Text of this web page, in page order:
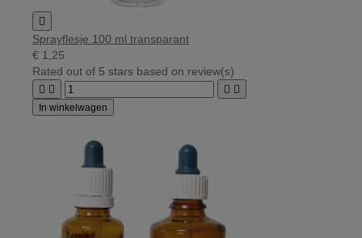

Sprayflesje 100 ml transparant
€ 1,25
Rated out of 5 stars based on review(s)
   
In winkelwagen